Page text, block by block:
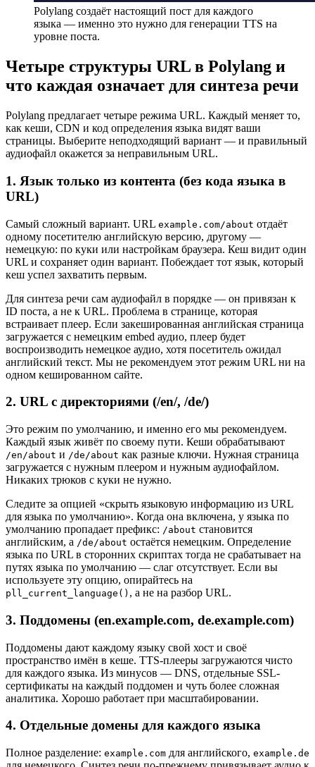
Polylang создаёт настоящий пост для каждого
языка — именно это нужно для генерации TTS на
уровне поста.
Четыре структуры URL в Polylang и
что каждая означает для синтеза речи
Polylang предлагает четыре режима URL. Каждый меняет то,
как кеши, CDN и код определения языка видят ваши
страницы. Выберите неподходящий вариант — и правильный
аудиофайл окажется за неправильным URL.
1. Язык только из контента (без кода языка в
URL)
Самый сложный вариант. URL example.com/about отдаёт
одному посетителю английскую версию, другому —
немецкую: по куки или настройкам браузера. Кеш видит один
URL и сохраняет один вариант. Побеждает тот язык, который
кеш успел захватить первым.
Для синтеза речи сам аудиофайл в порядке — он привязан к
ID поста, а не к URL. Проблема в странице, которая
встраивает плеер. Если закешированная английская страница
загружается с немецким embed аудио, плеер будет
воспроизводить немецкое аудио, хотя посетитель ожидал
английский текст. Мы не рекомендуем этот режим URL ни на
одном кешированном сайте.
2. URL с директориями (/en/, /de/)
Это режим по умолчанию, и именно его мы рекомендуем.
Каждый язык живёт по своему пути. Кеши обрабатывают
/en/about и /de/about как разные ключи. Нужная страница
загружается с нужным плеером и нужным аудиофайлом.
Никаких трюков с куки не нужно.
Следите за опцией «скрыть языковую информацию из URL
для языка по умолчанию». Когда она включена, у языка по
умолчанию пропадает префикс: /about становится
английским, а /de/about остаётся немецким. Определение
языка по URL в сторонних скриптах тогда не срабатывает на
путях языка по умолчанию — слаг отсутствует. Если вы
используете эту опцию, опирайтесь на
pll_current_language() , а не на разбор URL.
3. Поддомены (en.example.com, de.example.com)
Поддомены дают каждому языку свой хост и своё
пространство имён в кеше. TTS-плееры загружаются чисто
для каждого языка. Из минусов — DNS, отдельные SSL-
сертификаты на каждый поддомен и чуть более сложная
аналитика. Хорошо работает при масштабировании.
4. Отдельные домены для каждого языка
Полное разделение: example.com для английского, example.de